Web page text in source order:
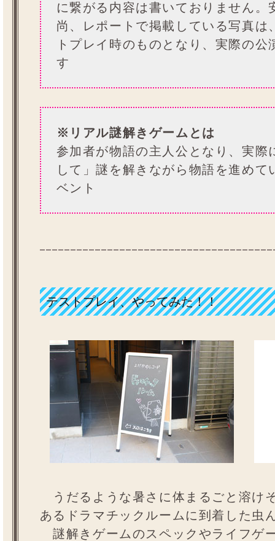
に繋がる内容は書いておりません。
尚、レポートで掲載している写真は
トプレイ時のものとなり、実際の
す
※リアル謎解きゲームとは
参加者が物語の主人公となり、実際
して」謎を解きながら物語を進め
ベント
テストプレイ、やってみた！！
うだるような暑さに体まるごと溶け
あるドラマチックルームに到着した虫
謎解きゲームのスペックやライフゲ